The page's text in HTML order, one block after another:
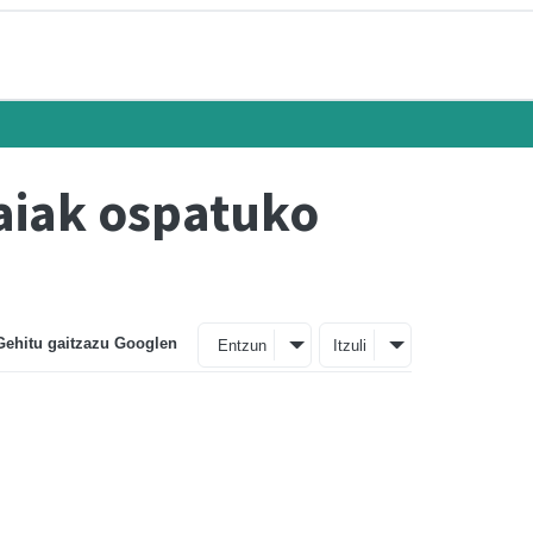
ospatuko
gaitzazu Googlen Entzun Itzuli